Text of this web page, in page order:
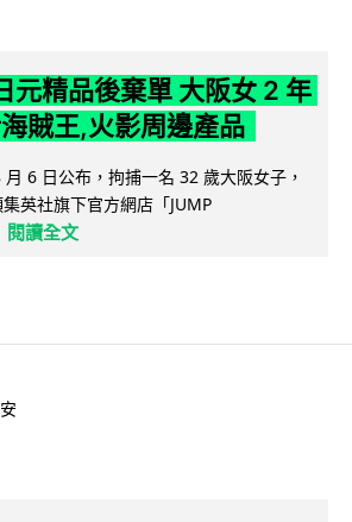
元精品後棄單 大阪女 2 年
賊王,火影周邊產品
6 日公布，拘捕一名 32 歲大阪女子，
英社旗下官方網店「JUMP
閱讀全文